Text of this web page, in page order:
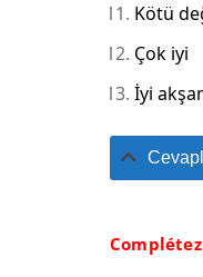
Kötü
Çok iyi
İyi